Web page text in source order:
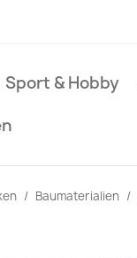
Sport & Hobby
Baumaterialien